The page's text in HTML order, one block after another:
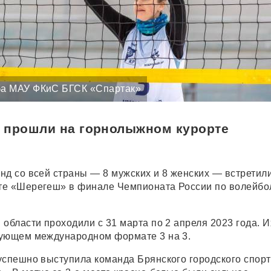
МАУ ФКиС БГСК «Спартак»
на горнолыжном курорте
со всей страны — 8 мужских и 8 женских —
«Шерегеш» в финале Чемпионата России по
проходили с 31 марта по 2 апреля 2023 года.
международном формате 3 на 3.
выступила команда Брянского городского